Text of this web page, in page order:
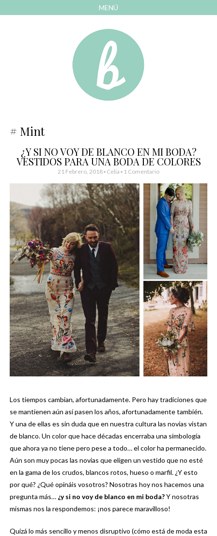
MENÚ
Bonitismos
Mint
¿Y SI NO VOY DE BLANCO EN MI BODA?
VESTIDOS PARA UNA BODA DE COLORES
21 Febrero, 2018- Celia 1 Comentario
Los tiempos cambian, afortunadamente. Pero hay tradiciones que
se mantienen aún así pasen los años, afortunadamente también.
Y una de ellas es sin duda que en nuestra cultura las novias vistan
de blanco. Un color que hace décadas encerraba una simbología
que ahora ya no tiene pero pese a todo… el color ha permanecido.
Aún son muy pocas las novias que eligen un vestido que no esté
en la gama de los crudos, blancos rotos, hueso o marfil. ¿Y esto
por qué? ¿Qué opináis vosotros? Nosotras hoy nos hacemos una
pregunta más… ¿y si no voy de blanco en mi boda?Y nosotras
mismas nos la respondemos: ¡nos parece maravilloso!
Quizá lo más sencillo y menos disruptivo (cómo está de moda esta